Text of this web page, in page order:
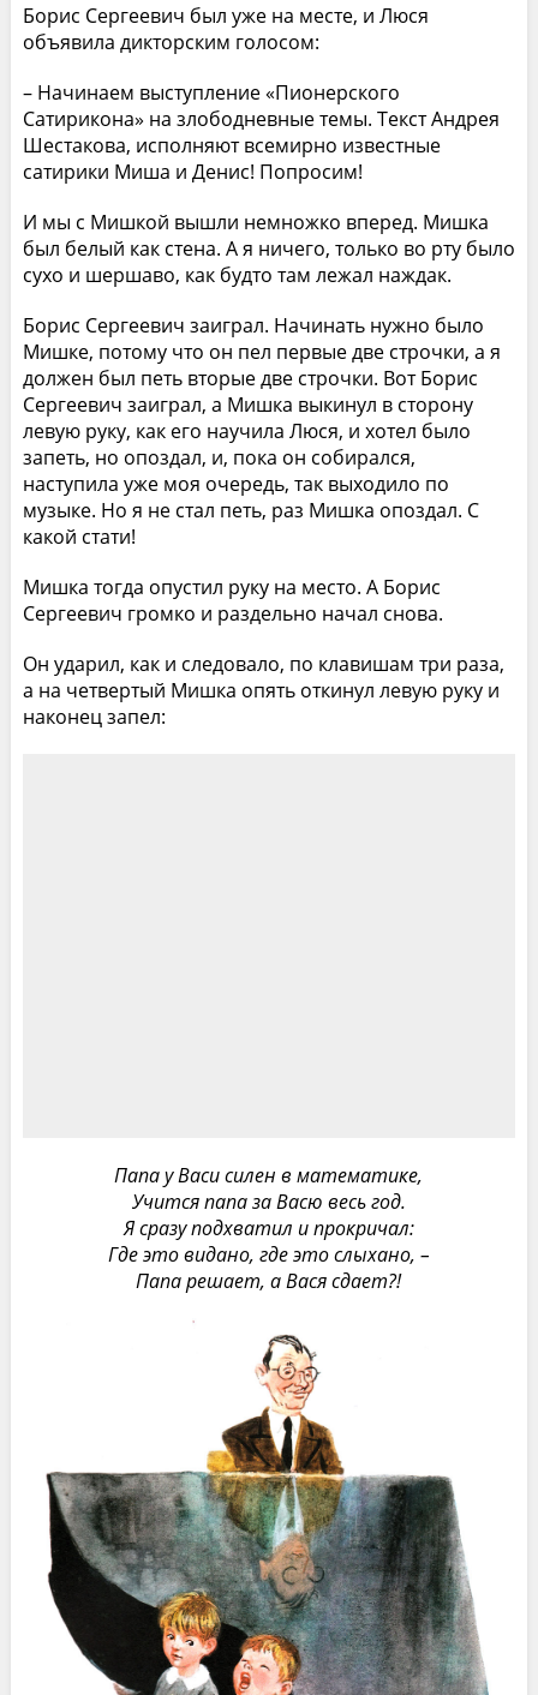
Борис Сергеевич был уже на месте, и Люся
объявила дикторским голосом:
– Начинаем выступление «Пионерского
Сатирикона» на злободневные темы. Текст Андрея
Шестакова, исполняют всемирно известные
сатирики Миша и Денис! Попросим!
И мы с Мишкой вышли немножко вперед. Мишка
был белый как стена. А я ничего, только во рту было
сухо и шершаво, как будто там лежал наждак.
Борис Сергеевич заиграл. Начинать нужно было
Мишке, потому что он пел первые две строчки, а я
должен был петь вторые две строчки. Вот Борис
Сергеевич заиграл, а Мишка выкинул в сторону
левую руку, как его научила Люся, и хотел было
запеть, но опоздал, и, пока он собирался,
наступила уже моя очередь, так выходило по
музыке. Но я не стал петь, раз Мишка опоздал. С
какой стати!
Мишка тогда опустил руку на место. А Борис
Сергеевич громко и раздельно начал снова.
Он ударил, как и следовало, по клавишам три раза,
а на четвертый Мишка опять откинул левую руку и
наконец запел:
Папа у Васи силен в математике,
Учится папа за Васю весь год.
Я сразу подхватил и прокричал:
Где это видано, где это слыхано, –
Папа решает, а Вася сдает?!